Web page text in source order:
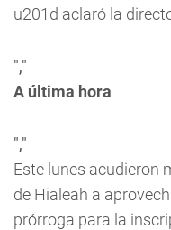
u201d aclaró la
","
A última hora
","
Este lunes acudieron
de Hialeah a
prórroga para la